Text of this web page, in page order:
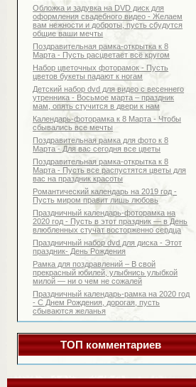
Обложка и задувка на DVD диск для
оформления свадебного видео - Желаем
вам нежности и доброты, пусть сбудутся
общие ваши мечты
Поздравительная рамка-открытка к 8
Марта - Пусть расцветает всё кругом
Набор цветочных фоторамок - Пусть
цветов букеты падают к ногам
Детский набор dvd для видео с весеннего
утренника - Восьмое марта – праздник
мам, опять стучится в двери к нам
Календарь-фоторамка к 8 Марта - Чтобы
сбывались все мечты
Поздравительная рамка для фото к 8
Марта - Для вас сегодня все цветы
Поздравительная рамка-открытка к 8
Марта - Пусть все распустятся цветы для
вас на праздник красоты
Романтический календарь на 2019 год -
Пусть миром правит лишь любовь
Праздничный календарь-фоторамка на
2020 год - Пусть в этот праздник — в День
влюбленных стучат восторженно сердца
Праздничный набор dvd для диска - Этот
праздник- День Рождения
Рамка для поздравлений – В свой
прекрасный юбилей, улыбнись улыбкой
милой — ни о чем не сожалей
Праздничный календарь-рамка на 2020 год
- С Днем Рождения, дорогая, пусть
сбываются желанья
ТОП комментариев